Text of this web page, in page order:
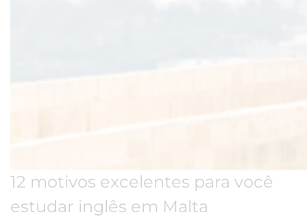
12 motivos excelentes para você
estudar inglês em Malta